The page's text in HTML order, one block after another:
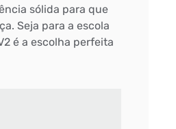
sólida para que
Seja para a escola
é a escolha perfeita